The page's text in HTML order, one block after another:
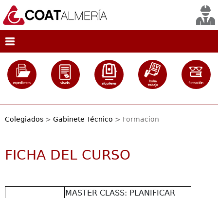
Colegiados > Gabinete Técnico > Formacion
FICHA DEL CURSO
MASTER CLASS: PLANIFICAR